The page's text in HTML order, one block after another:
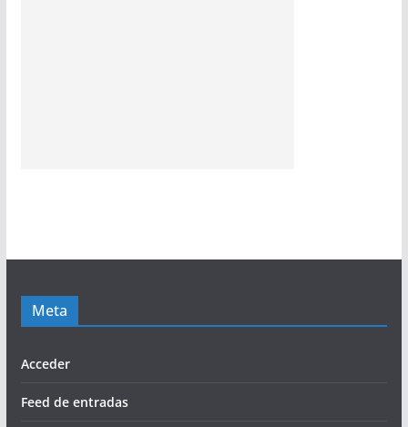
Meta
Acceder
Feed de entradas